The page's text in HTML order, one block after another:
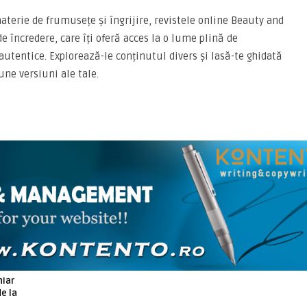
de frumusețe și îngrijire, revistele online Beauty and
încredere, care îți oferă acces la o lume plină de
Explorează-le conținutul divers și lasă-te ghidată
versiuni ale tale.
la
ARTICOLE ASEMANATOARE